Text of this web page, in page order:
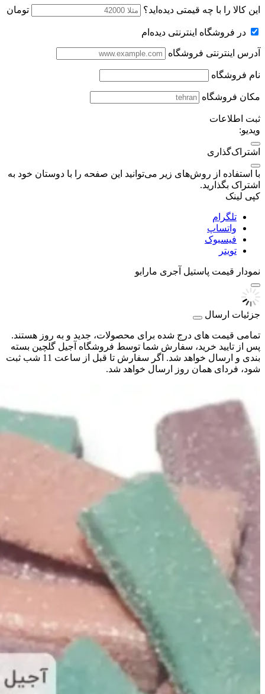
این کالا را با چه قیمتی دیده‌اید؟ تومان
در فروشگاه اینترنتی دیده‌ام
آدرس اینترنتی فروشگاه
نام فروشگاه
مکان فروشگاه
ثبت اطلاعات
ویدیو:
اشتراک‌گذاری
با استفاده از روش‌های زیر می‌توانید این صفحه را با دوستان خود به
اشتراک بگذارید.
کپی لینک
تلگرام
واتساپ
فیسبوک
تویتر
نمودار قیمت پاستیل آجری مارابو
جزئیات ارسال
تمامی قیمت های درج شده برای محصولات، جدید و به روز هستند.
پس از تایید خرید، سفارش شما توسط فروشگاه آجیل گلچین بسته
بندی و ارسال خواهد شد. اگر سفارش تا قبل از ساعت 11 شب ثبت
شود، فردای همان روز ارسال خواهد شد.